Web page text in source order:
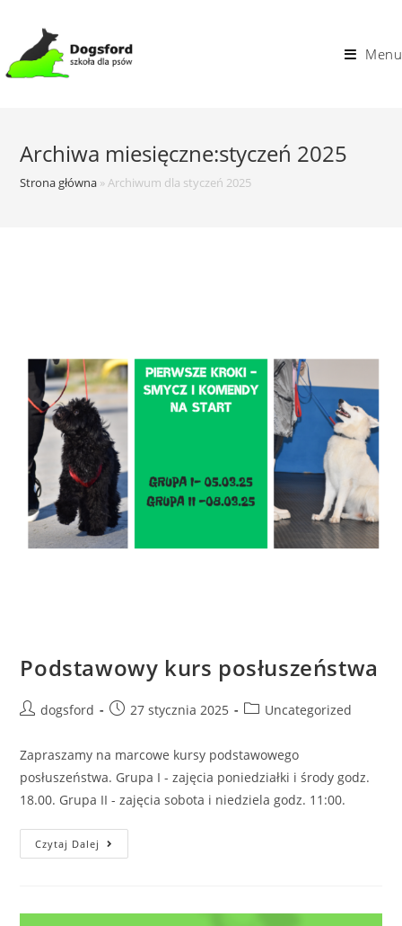
content
Menu
Archiwa miesięczne:styczeń 2025
Strona główna »Archiwum dla styczeń 2025
Podstawowy kurs posłuszeństwa
Postdogsford
Post27 stycznia 2025
PostUncategorized
Zapraszamy na marcowe kursy podstawowego
posłuszeństwa. Grupa I - zajęcia poniedziałki i środy godz.
18.00. Grupa II - zajęcia sobota i niedziela godz. 11:00.
Czytaj Dalej Podstawowy
Kurs